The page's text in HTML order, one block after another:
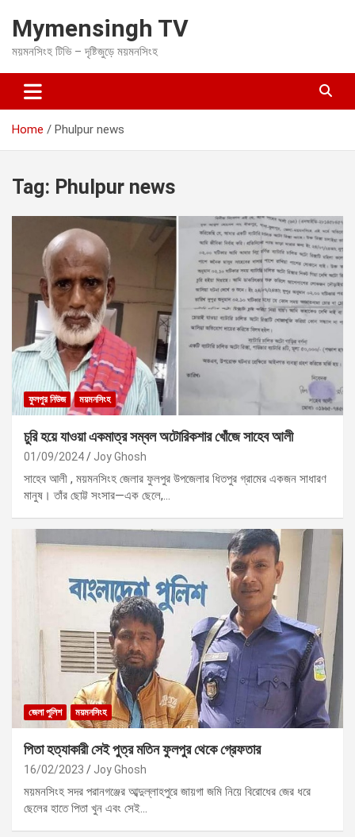
t
c
Mymensingh TV
ময়মনসিংহ টিভি – দৃষ্টিজুড়ে ময়মনসিংহ
Home Phulpur news
Tag: Phulpur news
ফুলপুর নিউজ ময়মনসিংহ
চুরি হয়ে যাওয়া একমাত্র সম্বল অটোরিকশার খোঁজে সাহেব আলী
01/09/2024 Joy Ghosh
সাহেব আলী , ময়মনসিংহ জেলার ফুলপুর উপজেলার ধিতপুর গ্রামের একজন সাধারণ
মানুষ। তাঁর ছোট্ট সংসার—এক ছেলে,…
জেলা পুলিশ ময়মনসিংহ
পিতা হত্যাকারী সেই পুত্র মতিন ফুলপুর থেকে গ্রেফতার
16/02/2023 Joy Ghosh
ময়মনসিংহ সদর পরানগঞ্জের আব্দুল্লাহপুরে জায়গা জমি নিয়ে বিরোধের জের ধরে
ছেলের হাতে পিতা খুন এবং সেই…